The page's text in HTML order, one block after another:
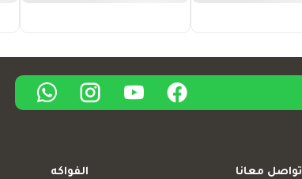
تواصل معانا
الفواكه